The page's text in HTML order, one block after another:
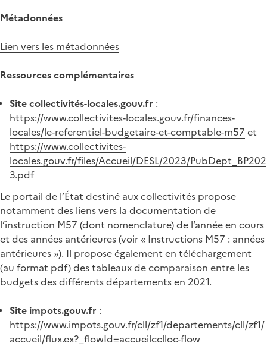
Métadonnées
Lien vers les métadonnées
Ressources complémentaires
Site collectivités-locales.gouv.fr :
https://www.collectivites-locales.gouv.fr/finances-
locales/le-referentiel-budgetaire-et-comptable-m57 et
https://www.collectivites-
locales.gouv.fr/files/Accueil/DESL/2023/PubDept_BP202
3.pdf
Le portail de l’État destiné aux collectivités propose
notamment des liens vers la documentation de
l’instruction M57 (dont nomenclature) de l’année en cours
et des années antérieures (voir « Instructions M57 : années
antérieures »). Il propose également en téléchargement
(au format pdf) des tableaux de comparaison entre les
budgets des différents départements en 2021.
Site impots.gouv.fr :
https://www.impots.gouv.fr/cll/zf1/departements/cll/zf1/
accueil/flux.ex?_flowId=accueilcclloc-flow